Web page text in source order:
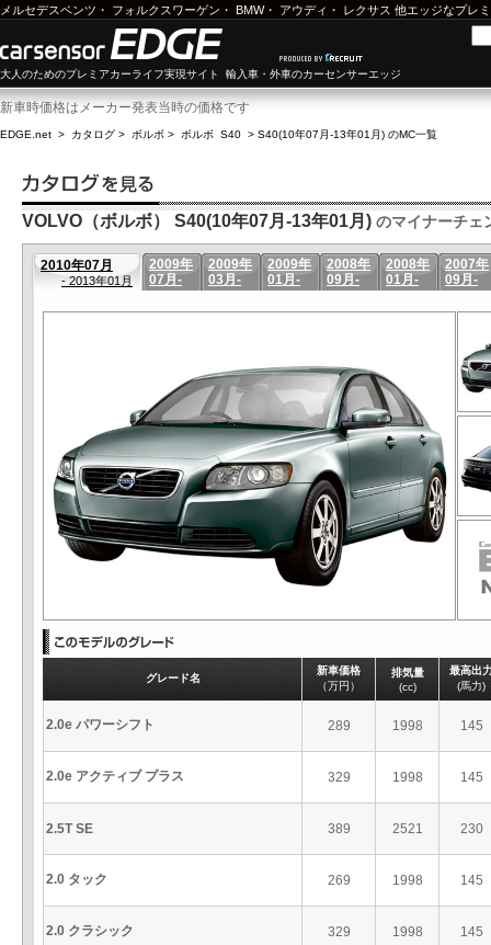
メルセデスベンツ ・ フォルクスワーゲン ・ BMW・ アウディ ・ レクサス 他エッジなプレ
大人のためのプレミアカーライフ実現サイト 輸入車・外車のカーセンサーエッジ
新車時価格はメーカー発表当時の価格です
EDGE.net > カタログ > ボルボ > ボルボ S40 > S40(10年07月-13年01月) のMC一覧
VOLVO（ボルボ） S40(10年07月-13年01月) のマイナーチェ
2010年07月
- 2013年01月
2009年
07月-
2009年
03月-
2009年
01月-
2008年
09月-
2008年
01月-
2007年
09月-
グレード名
新車価格
（万円）
排気量
(cc)
最高出
(馬力)
2.0e パワーシフト 289 1998 145
2.0e アクティブ プラス 329 1998 145
2.5T SE 389 2521 230
2.0 タック 269 1998 145
2.0 クラシック 329 1998 145